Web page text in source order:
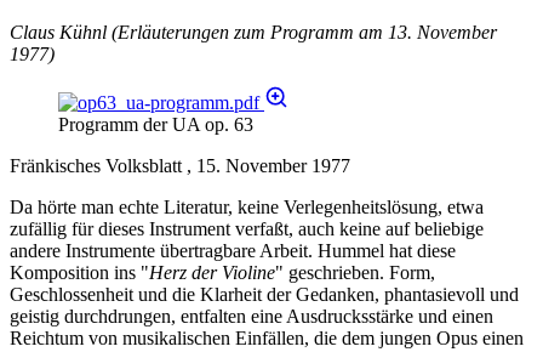
Claus Kühnl (Erläuterungen zum Programm am 13. November
1977)
Programm der UA op. 63
Fränkisches Volksblatt , 15. November 1977
Da hörte man echte Literatur, keine Verlegenheitslösung, etwa
zufällig für dieses Instrument verfaßt, auch keine auf beliebige
andere Instrumente übertragbare Arbeit. Hummel hat diese
Komposition ins "Herz der Violine" geschrieben. Form,
Geschlossenheit und die Klarheit der Gedanken, phantasievoll und
geistig durchdrungen, entfalten eine Ausdrucksstärke und einen
Reichtum von musikalischen Einfällen, die dem jungen Opus einen